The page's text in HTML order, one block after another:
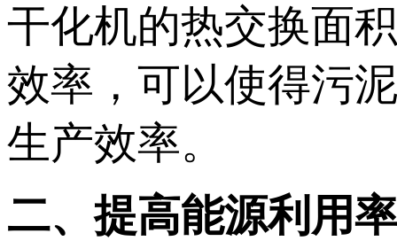
干化机的热交换面
效率，可以使得污
生产效率。
二、提高能源利用率